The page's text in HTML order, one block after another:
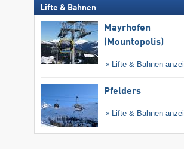
Lifte & Bahnen
Mayrhofen
(Mountopolis)
Lifte & Bahnen
Pfelders
Lifte & Bahnen